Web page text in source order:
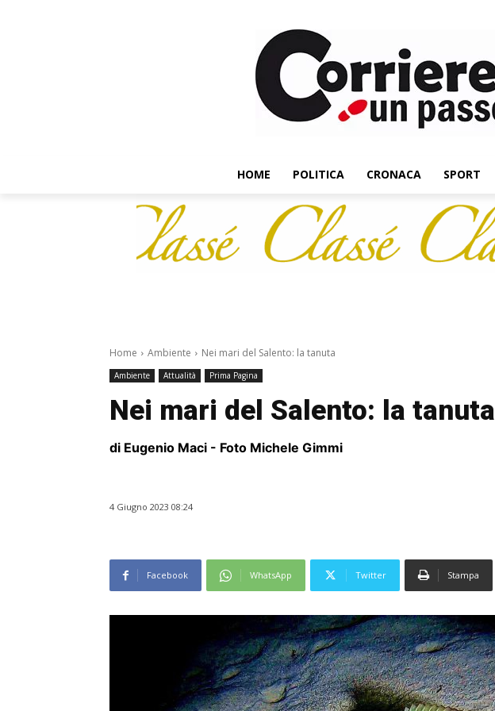
HOME POLITICA CRONACA SPORT
Home Ambiente Nei mari del Salento: la tanuta
Ambiente Attualità Prima Pagina
Nei mari del Salento: la tanuta
di Eugenio Maci - Foto Michele Gimmi
4 Giugno 2023 08:24
Facebook WhatsApp Twitter Stampa